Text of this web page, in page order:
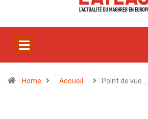
Home Accueil Point de vue.…